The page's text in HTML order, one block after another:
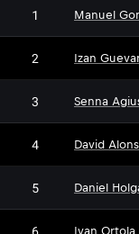
1 Manuel
2 Izan
3 Senna
4 David
5 Daniel
Ivan Ortola